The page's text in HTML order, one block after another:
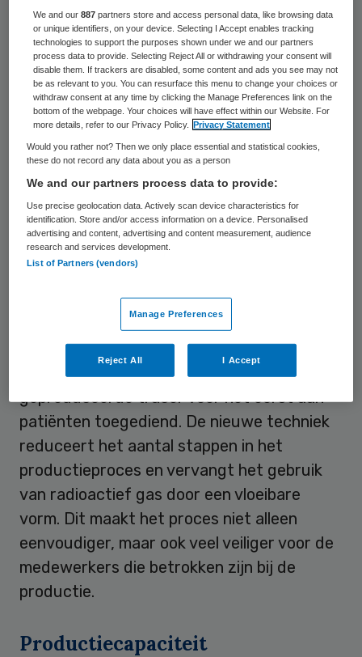
PET-scan worden onder meer gebruikt om
de diagnose Parkinson te kunnen stellen of
om neuro-endocriene tumoren op te
sporen. Hierbij wordt een specifieke
radioactieve stof gebruikt. Het UMCG
heeft een nieuwe methode ontwikkeld om
deze stof eenvoudiger, veiliger en sneller te
produceren. “Hierdoor kunnen aanzienlijk
meer patiënten onderzocht worden. Dit
verkort de wachttijd, die nu meerdere
maanden bedraagt. Daardoor zijn de
Eenvoudiger en veiliger
Deze maand is deze op de nieuwe manier
geproduceerde tracer voor het eerst aan
patiënten toegediend. De nieuwe techniek
reduceert het aantal stappen in het
productieproces en vervangt het gebruik
van radioactief gas door een vloeibare
vorm. Dit maakt het proces niet alleen
eenvoudiger, maar ook veel veiliger voor de
medewerkers die betrokken zijn bij de
productie.
Productiecapaciteit
We and our887 partners store and access personal data, like browsing data
or unique identifiers, on your device. Selecting I Accept enables tracking
technologies to support the purposes shown under we and our partners
process data to provide. Selecting Reject All or withdrawing your consent will
disable them. If trackers are disabled, some content and ads you see may not
be as relevant to you. You can resurface this menu to change your choices or
withdraw consent at any time by clicking the Manage Preferences link on the
bottom of the webpage. Your choices will have effect within our Website. For
more details, refer to our Privacy Policy.
Privacy Statement
Would you rather not? Then we only place essential and statistical cookies,
these do not record any data about you as a person
We and our partners process data to provide:
Use precise geolocation data. Actively scan device characteristics for
identification. Store and/or access information on a device. Personalised
advertising and content, advertising and content measurement, audience
research and services development.
List of Partners (vendors)
Manage Preferences
Reject All I Accept